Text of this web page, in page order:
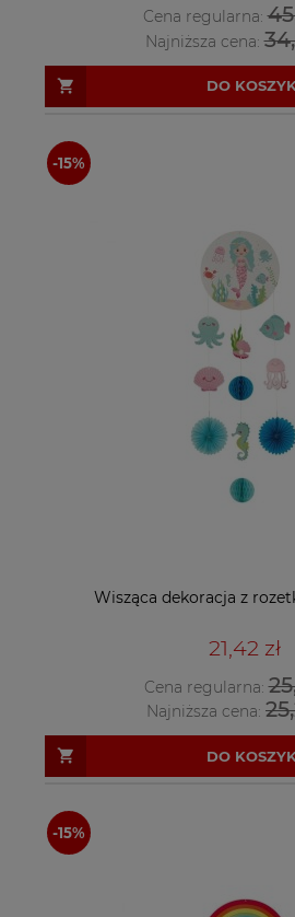
Cena regularna:
Najniższa cena:
DO
Wisząca dekoracja z
21,42 zł
Cena regularna:
Najniższa cena:
DO